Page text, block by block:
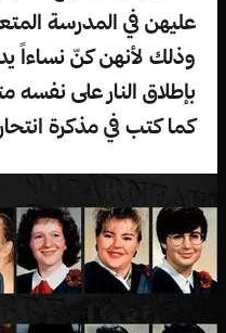
عليهن في المدرسة
وذلك لأنهن كنّ نساءاً
بإطلاق النار على نفسه
كما كتب في مذكرة